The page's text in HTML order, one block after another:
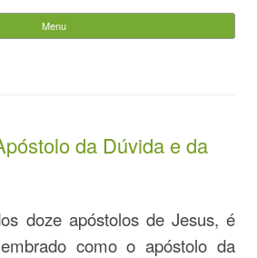
Menu
da Dúvida e da
doze apóstolos de Jesus, é
como o apóstolo da